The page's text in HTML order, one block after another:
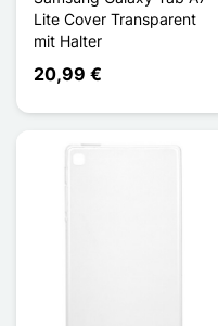
Lite Cover Transparent
mit Halter
20,99 €